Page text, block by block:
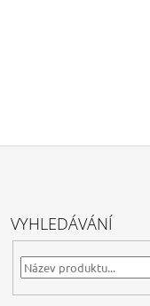
VYHLEDÁVÁNÍ